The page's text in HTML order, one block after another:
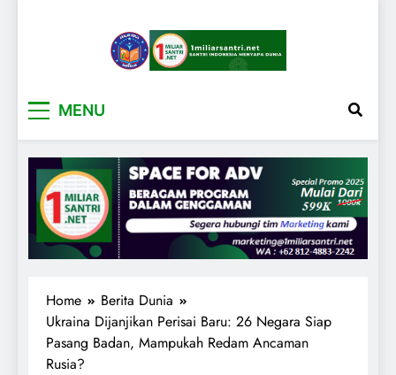
MENU
Home
Berita Dunia
Ukraina Dijanjikan Perisai Baru: 26 Negara Siap
Pasang Badan, Mampukah Redam Ancaman
Rusia?